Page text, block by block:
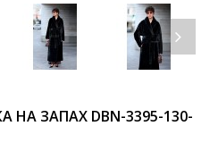
НА ЗАПАХ DBN-3395-130-